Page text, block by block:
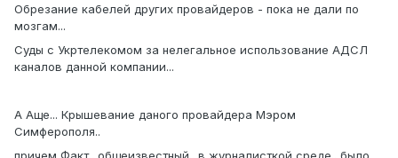
Обрезание кабелей других провайдеров - пока не дали по
мозгам...
Суды с Укртелекомом за нелегальное использование АДСЛ
каналов данной компании...
А Аще... Крышевание даного провайдера Мэром
Симферополя..
причем Факт.. общеизвестный.. в журналисткой среде.. было